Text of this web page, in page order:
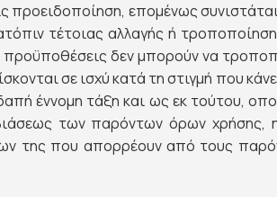
προειδοποίηση, επομένως
τέτοιας αλλαγής ή
δεν μπορούν να
σε ισχύ κατά τη στιγμή που
έννομη τάξη και ως εκ τούτου,
των παρόντων όρων χρήσης,
της που απορρέουν από τους